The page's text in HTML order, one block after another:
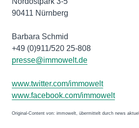
90411 Nürnberg
Barbara Schmid
+49 (0)911/520 25-808
presse@immowelt.de
www.twitter.com/immowelt
www.facebook.com/immowelt
Original-Content von: immowelt, übermittelt durch news aktuell